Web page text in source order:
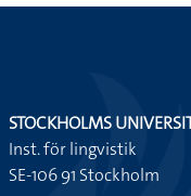
STOCKHOLMS
Inst. för lingvistik
SE-106 91 Stockholm